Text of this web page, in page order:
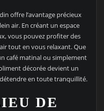
offre l’avantage précieux
air. En créant un espace
vous pouvez profiter des
tout en vous relaxant. Que
café matinal ou simplement
décorée devient un
en toute tranquillité.
DE